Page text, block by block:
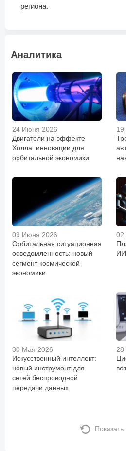
региона.
Аналитика
24 Июня 2026
Двигатели на эффекте
Холла: инновации для
орбитальной экономики
09 Июня 2026
Орбитальная ситуационная
осведомленность: новый
сегмент космической
экономики
02
30 Мая 2026
Искусственный интеллект:
новый инструмент для
сетей беспроводной
передачи данных
28